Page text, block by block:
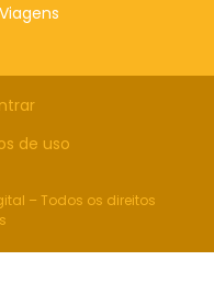
Viagens
de uso
– Todos os direitos